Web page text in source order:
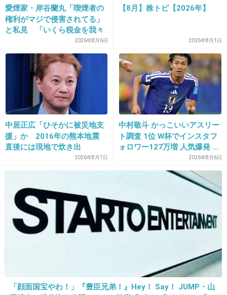
マーク自体に不快には
ならなくなりました。
やっぱり態度が悪い
妊婦がいけないだけ！
21. 匿名 2013/05/27(月) 23:06:18
マタニティマークまだ見たことがない
もっと見えるように付けていただけるとありが
たいです。^^
+191 -35
その引きちぎった人は明らかにおかしい。
病んでるのかな。
愛煙家・岸谷蘭丸「喫煙者の
権利がマジで侵害されてる」
と私見 「いくら税金を我々
2026年8月6日
【8月】株トピ【2026年】
2026年8月1日
中居正広「ひそかに被災地支
援」か 2016年の熊本地震
直後には現地で炊き出
し “誰にも知られなくて良
い”と、むしろ強まる福祉活
2026年8月7日
中村敬斗 かっこいいアスリー
ト調査 1位 W杯でインスタフ
ォロワー127万増 人気爆発 …
2位 高橋藍 3位 大谷翔平2026年8月6日
「顔面国宝やわ！」『豊臣兄弟！』Hey！ Say！ JUMP・山